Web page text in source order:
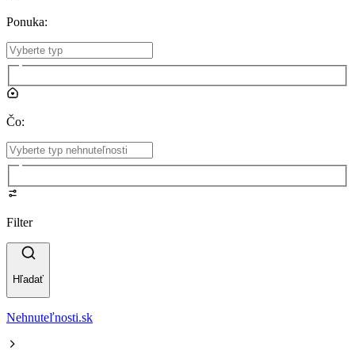
Ponuka:
Čo:
Filter
Hľadať
Nehnuteľnosti.sk